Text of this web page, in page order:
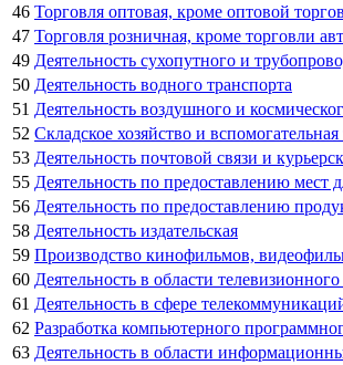
46 Торговля оптовая, кроме оптовой
47 Торговля розничная, кроме торговли
49 Деятельность сухопутного и
50 Деятельность водного транспорта
51 Деятельность воздушного и
52 Складское хозяйство и
53 Деятельность почтовой связи и
55 Деятельность по предоставлению мест
56 Деятельность по предоставлению
58 Деятельность издательская
59 Производство кинофильмов,
60 Деятельность в области
61 Деятельность в сфере
62 Разработка компьютерного
63 Деятельность в области